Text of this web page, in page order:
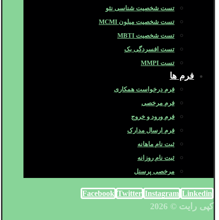
تست شخصیت شناسی نئو
تست شخصیت میلون MCMI
تست شخصیت MBTI
تست افسردگی بک
تست MMPI
فرم ها
فرم درخواست همکاری
فرم مرخصی
فرم ورود و خروج
فرم ارسال مدارک
ثبت نام ماهانه
ثبت نام روزانه
مرخصی پرسنل
Facebook Twitter Instagram Linkedin
کپی رایت © 2026